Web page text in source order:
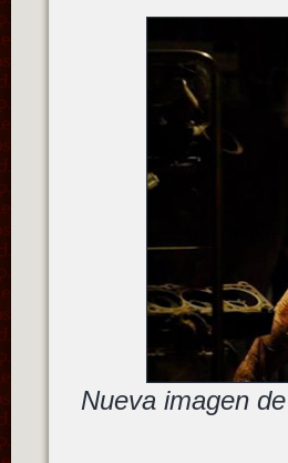
Nueva imagen